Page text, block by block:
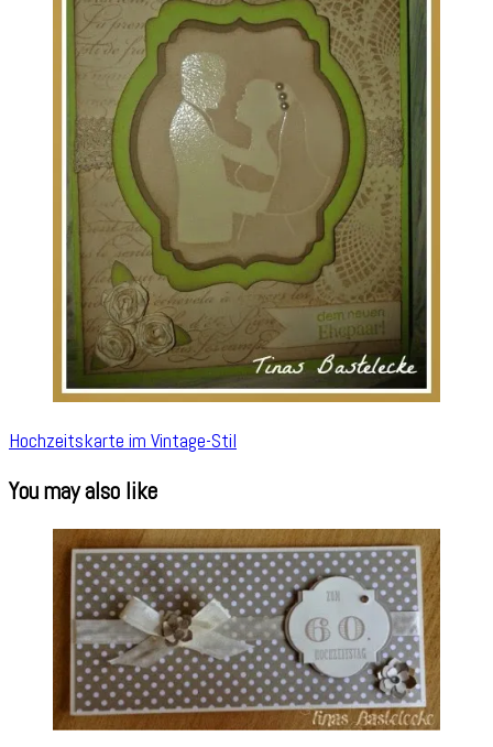
Hochzeitskarte im Vintage-Stil
You may also like